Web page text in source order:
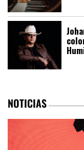
NOTICIAS